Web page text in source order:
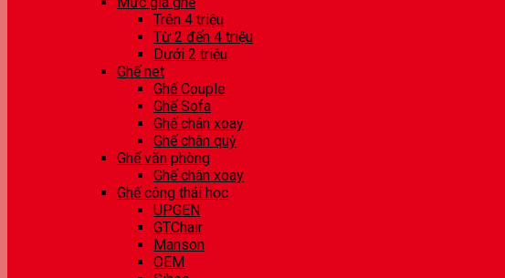
Trên 4 triệu
Từ 2 đến 4 triệu
Dưới 2 triệu
Ghế net
Ghế Couple
Ghế Sofa
Ghế chân xoay
Ghế chân quỳ
Ghế văn phòng
Ghế chân xoay
Ghế công thái học
UPGEN
GTChair
Manson
OEM